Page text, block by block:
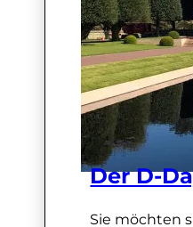
Der D-
Sie möchten